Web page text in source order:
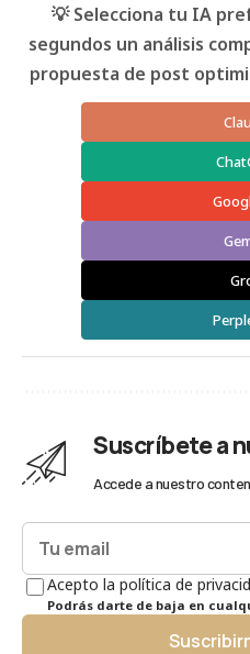
💡 Selecciona tu IA
segundos un análisis
propuesta de post
Suscríbete a
Accede a nuestro
Acepto la política de
Podrás darte de baja en